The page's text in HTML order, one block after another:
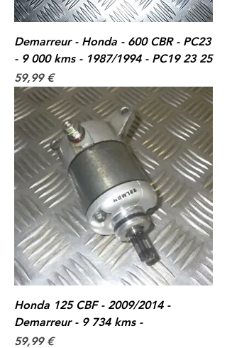
Demarreur - Honda - 600 CBR - PC23
- 9 000 kms - 1987/1994 - PC19 23 25
Prix
59,99 €
Honda 125 CBF - 2009/2014 -
Demarreur - 9 734 kms -
Prix
59,99 €